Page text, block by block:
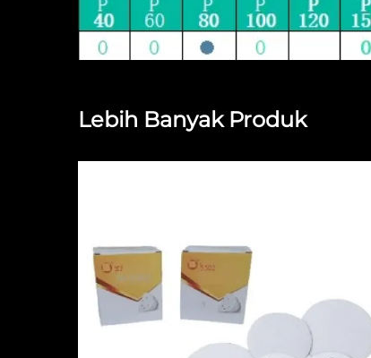
Lebih Banyak Produk